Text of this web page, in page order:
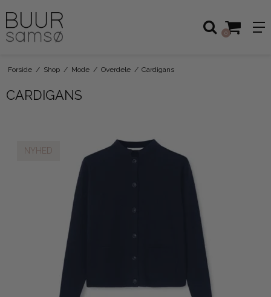
0
Forside / Shop / Mode / Overdele / Cardigans
CARDIGANS
NYHED